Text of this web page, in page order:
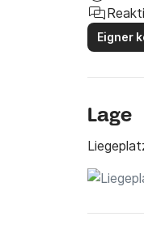
Eigner
Lage